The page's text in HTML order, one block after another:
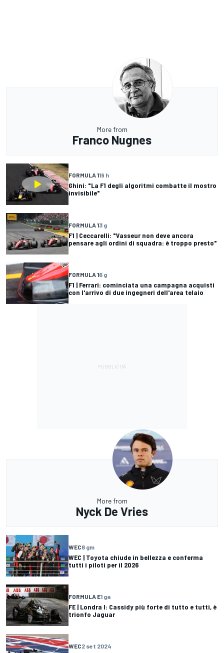
More from
Franco Nugnes
FORMULA 119 h
Ghini: "La F1 degli algoritmi combatte il mostro
invisibile"
FORMULA 13 g
F1 | Ceccarelli: "Vasseur non deve ancora
pensare agli ordini di squadra: è troppo presto"
FORMULA 16 g
F1 | Ferrari: cominciata una campagna acquisti
con l'arrivo di due ingegneri dell'area telaio
More from
Nyck De Vries
WEC8 gm
WEC | Toyota chiude in bellezza e conferma
tutti i piloti per il 2026
FORMULA E1 ga
FE | Londra I: Cassidy più forte di tutto e tutti, è
trionfo Jaguar
WEC2 set 2024